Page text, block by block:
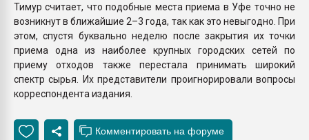
Тимур считает, что подобные места приема в Уфе точно не
возникнут в ближайшие 2–3 года, так как это невыгодно. При
этом, спустя буквально неделю после закрытия их точки
приема одна из наиболее крупных городских сетей по
приему отходов также перестала принимать широкий
спектр сырья. Их представители проигнорировали вопросы
корреспондента издания.